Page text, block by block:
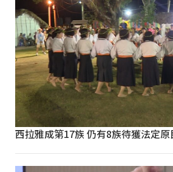
西拉雅成第17族 仍有8族待獲法定